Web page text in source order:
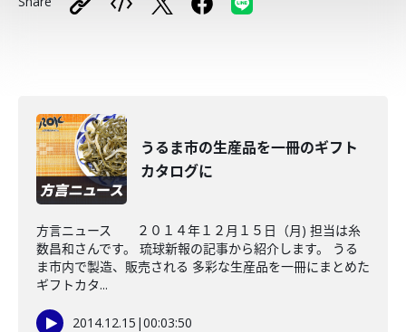
うるま市の生産品を一冊のギフト
カタログに
方言ニュース ２０１４年１２月１５日（月) 担当は糸
数昌和さんです。 琉球新報の記事から紹介します。 うる
ま市内で製造、販売される 多彩な生産品を一冊にまとめた
ギフトカタ...
2014.12.15 |00:03:50